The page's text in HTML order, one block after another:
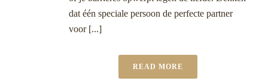
dat één speciale persoon de perfecte partner
voor [...]
READ MORE